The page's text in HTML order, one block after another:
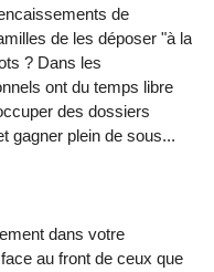
de
de les déposer "à la
? Dans les
ont du temps libre
des dossiers
gagner plein de sous...
dans votre
au front de ceux que